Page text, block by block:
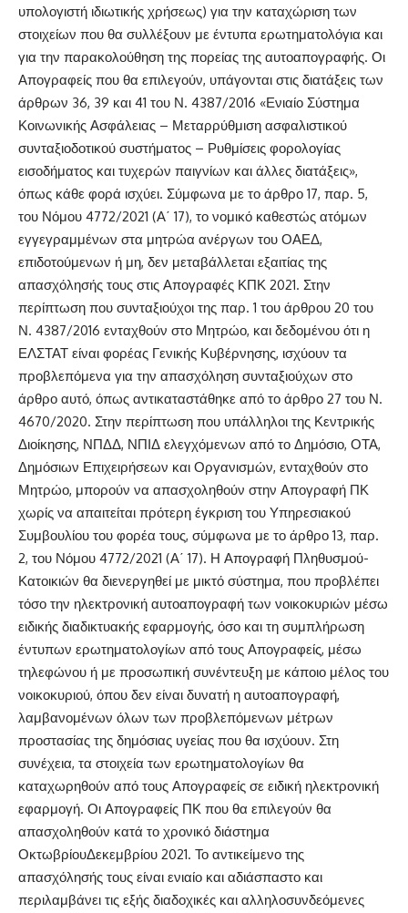
υπολογιστή ιδιωτικής χρήσεως) για την καταχώριση των
στοιχείων που θα συλλέξουν με έντυπα ερωτηματολόγια και
για την παρακολούθηση της πορείας της αυτοαπογραφής. Οι
Απογραφείς που θα επιλεγούν, υπάγονται στις διατάξεις των
άρθρων 36, 39 και 41 του Ν. 4387/2016 «Ενιαίο Σύστημα
Κοινωνικής Ασφάλειας – Μεταρρύθμιση ασφαλιστικού
συνταξιοδοτικού συστήματος – Ρυθμίσεις φορολογίας
εισοδήματος και τυχερών παιγνίων και άλλες διατάξεις»,
όπως κάθε φορά ισχύει. Σύμφωνα με το άρθρο 17, παρ. 5,
του Νόμου 4772/2021 (Α΄ 17), το νομικό καθεστώς ατόμων
εγγεγραμμένων στα μητρώα ανέργων του ΟΑΕΔ,
επιδοτούμενων ή μη, δεν μεταβάλλεται εξαιτίας της
απασχόλησής τους στις Απογραφές ΚΠΚ 2021. Στην
περίπτωση που συνταξιούχοι της παρ. 1 του άρθρου 20 του
Ν. 4387/2016 ενταχθούν στο Μητρώο, και δεδομένου ότι η
ΕΛΣΤΑΤ είναι φορέας Γενικής Κυβέρνησης, ισχύουν τα
προβλεπόμενα για την απασχόληση συνταξιούχων στο
άρθρο αυτό, όπως αντικαταστάθηκε από το άρθρο 27 του Ν.
4670/2020. Στην περίπτωση που υπάλληλοι της Κεντρικής
Διοίκησης, ΝΠΔΔ, ΝΠΙΔ ελεγχόμενων από το Δημόσιο, ΟΤΑ,
Δημόσιων Επιχειρήσεων και Οργανισμών, ενταχθούν στο
Μητρώο, μπορούν να απασχοληθούν στην Απογραφή ΠΚ
χωρίς να απαιτείται πρότερη έγκριση του Υπηρεσιακού
Συμβουλίου του φορέα τους, σύμφωνα με το άρθρο 13, παρ.
2, του Νόμου 4772/2021 (Α΄ 17). Η Απογραφή Πληθυσμού-
Κατοικιών θα διενεργηθεί με μικτό σύστημα, που προβλέπει
τόσο την ηλεκτρονική αυτοαπογραφή των νοικοκυριών μέσω
ειδικής διαδικτυακής εφαρμογής, όσο και τη συμπλήρωση
έντυπων ερωτηματολογίων από τους Απογραφείς, μέσω
τηλεφώνου ή με προσωπική συνέντευξη με κάποιο μέλος του
νοικοκυριού, όπου δεν είναι δυνατή η αυτοαπογραφή,
λαμβανομένων όλων των προβλεπόμενων μέτρων
προστασίας της δημόσιας υγείας που θα ισχύουν. Στη
συνέχεια, τα στοιχεία των ερωτηματολογίων θα
καταχωρηθούν από τους Απογραφείς σε ειδική ηλεκτρονική
εφαρμογή. Οι Απογραφείς ΠΚ που θα επιλεγούν θα
απασχοληθούν κατά το χρονικό διάστημα
ΟκτωβρίουΔεκεμβρίου 2021. Το αντικείμενο της
απασχόλησής τους είναι ενιαίο και αδιάσπαστο και
περιλαμβάνει τις εξής διαδοχικές και αλληλοσυνδεόμενες